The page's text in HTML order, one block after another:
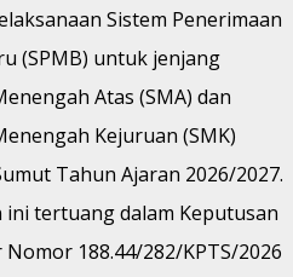
Sistem Penerimaan
(SPMB) untuk jenjang
Atas (SMA) dan
Kejuruan (SMK)
Tahun Ajaran 2026/2027.
ini tertuang dalam Keputusan
188.44/282/KPTS/2026